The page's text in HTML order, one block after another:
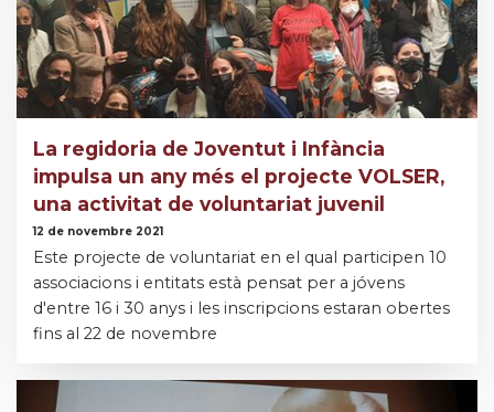
La regidoria de Joventut i Infància
impulsa un any més el projecte VOLSER,
una activitat de voluntariat juvenil
12 de novembre 2021
Este projecte de voluntariat en el qual participen 10
associacions i entitats està pensat per a jóvens
d'entre 16 i 30 anys i les inscripcions estaran obertes
fins al 22 de novembre